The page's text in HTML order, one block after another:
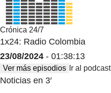
Crónica 24/7
1x24: Radio Colombia
23/08/2024 - 01:38:13
Ver más episodios Ir al podcast
Noticias en 3′